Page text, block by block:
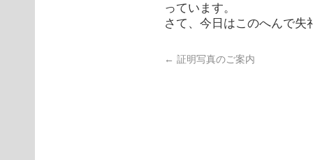
っています。
さて、今日はこのへんで失
← 証明写真のご案内